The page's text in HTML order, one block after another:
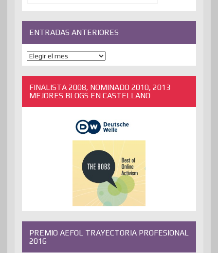
ENTRADAS ANTERIORES
ENTRADAS
ANTERIORES
FINALISTA 2008, NOMINADO 2010, 2013
MEJORES BLOGS EN CASTELLANO
PREMIO AEFOL TRAYECTORIA PROFESIONAL
2016